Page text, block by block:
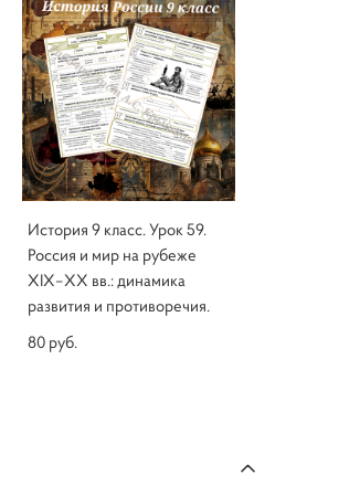
История 9 класс. Урок 59.
Россия и мир на рубеже
XIX–XX вв.: динамика
развития и противоречия.
80 pуб.